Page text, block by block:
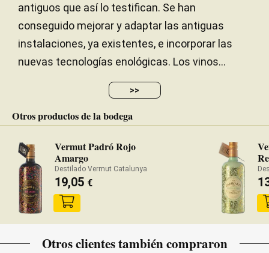
antiguos que así lo testifican. Se han
conseguido mejorar y adaptar las antiguas
instalaciones, ya existentes, e incorporar las
nuevas tecnologías enológicas. Los vinos...
>>
Otros productos de la bodega
Vermut Padró Rojo
Amargo
Destilado Vermut Catalunya
19,05 €
Otros clientes también compraron